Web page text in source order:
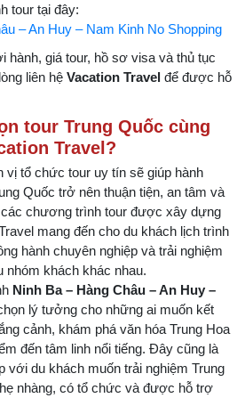
tour tại đây:
– An Huy – Nam Kinh No Shopping
giá tour, hồ sơ visa và thủ tục
liên hệ Vacation Travel để được hỗ
tour Trung Quốc cùng
Travel?
vị tổ chức tour uy tín sẽ giúp hành
Quốc trở nên thuận tiện, an tâm và
chương trình tour được xây dựng
mang đến cho du khách lịch trình
hành chuyên nghiệp và trải nghiệm
nhóm khách khác nhau.
Ninh Ba – Hàng Châu – An Huy –
lý tưởng cho những ai muốn kết
cảnh, khám phá văn hóa Trung Hoa
đến tâm linh nổi tiếng. Đây cũng là
với du khách muốn trải nghiệm Trung
nhàng, có tổ chức và được hỗ trợ